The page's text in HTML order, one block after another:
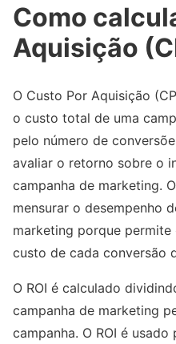
Como
Aquisição
O Custo Por Aquisição
o custo total de uma
pelo número de
avaliar o retorno sobre o
campanha de marketing.
mensurar o desempenho
marketing porque
custo de cada conversão
O ROI é calculado
campanha de marketing
campanha. O ROI é